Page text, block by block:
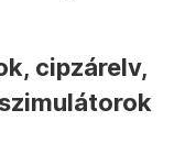
cipzárelv,